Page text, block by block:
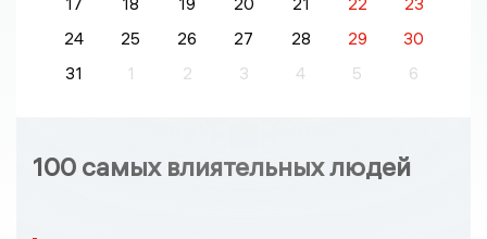
24
25 26 27 28 29
30
31
1 2 3 4 5 6
100 самых влиятельных людей